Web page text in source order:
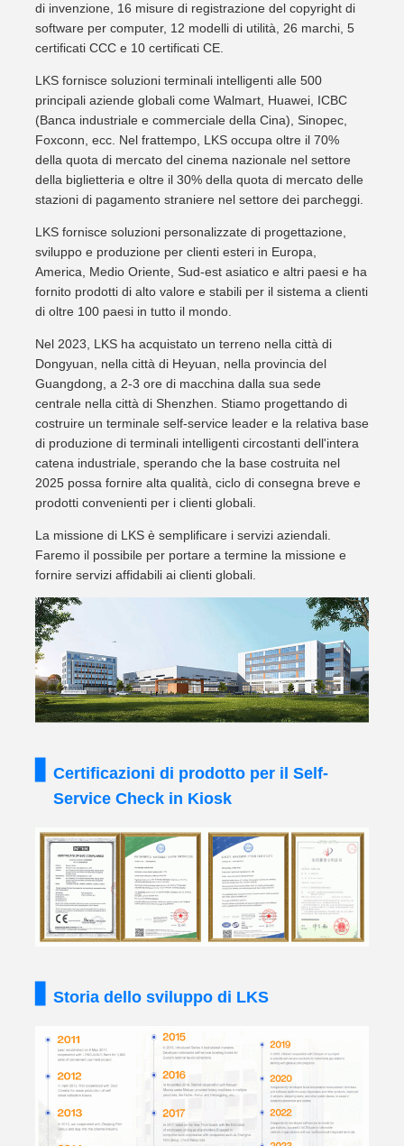
di invenzione, 16 misure di registrazione del copyright di
software per computer, 12 modelli di utilità, 26 marchi, 5
certificati CCC e 10 certificati CE.
LKS fornisce soluzioni terminali intelligenti alle 500
principali aziende globali come Walmart, Huawei, ICBC
(Banca industriale e commerciale della Cina), Sinopec,
Foxconn, ecc. Nel frattempo, LKS occupa oltre il 70%
della quota di mercato del cinema nazionale nel settore
della biglietteria e oltre il 30% della quota di mercato delle
stazioni di pagamento straniere nel settore dei parcheggi.
LKS fornisce soluzioni personalizzate di progettazione,
sviluppo e produzione per clienti esteri in Europa,
America, Medio Oriente, Sud-est asiatico e altri paesi e ha
fornito prodotti di alto valore e stabili per il sistema a clienti
di oltre 100 paesi in tutto il mondo.
Nel 2023, LKS ha acquistato un terreno nella città di
Dongyuan, nella città di Heyuan, nella provincia del
Guangdong, a 2-3 ore di macchina dalla sua sede
centrale nella città di Shenzhen. Stiamo progettando di
costruire un terminale self-service leader e la relativa base
di produzione di terminali intelligenti circostanti dell'intera
catena industriale, sperando che la base costruita nel
2025 possa fornire alta qualità, ciclo di consegna breve e
prodotti convenienti per i clienti globali.
La missione di LKS è semplificare i servizi aziendali.
Faremo il possibile per portare a termine la missione e
fornire servizi affidabili ai clienti globali.
Certificazioni di prodotto per il Self-
Service Check in Kiosk
Storia dello sviluppo di LKS